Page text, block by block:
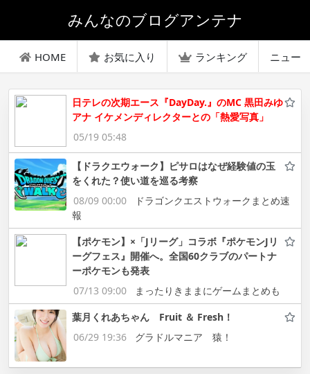
みんなのブログアンテナ
HOME お気に入り ランキング ニュー
日テレの次期エース『DayDay.』のMC 黒田みゆ
アナ イケメンディレクターとの「熱愛写真」
05/19 05:48
【ドラクエウォーク】ピサロはなぜ経験値の玉
をくれた？使い道を巡る考察
08/09 00:00
ドラゴンクエストウォークまとめ速
報
【ポケモン】×「Jリーグ」コラボ『ポケモンJリ
ーグフェス』開催へ。全国60クラブのパートナ
ーポケモンも発表
07/13 09:00
まったりきままにゲームまとめも
葉月くれあちゃん Fruit ＆ Fresh！
06/29 19:36
グラドルマニア 猿！